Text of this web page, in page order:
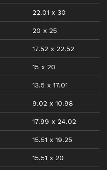
22.01 x 30
20 x 25
17.52 x 22.52
15 x 20
13.5 x 17.01
9.02 x 10.98
17.99 x 24.02
15.51 x 19.25
15.51 x 20